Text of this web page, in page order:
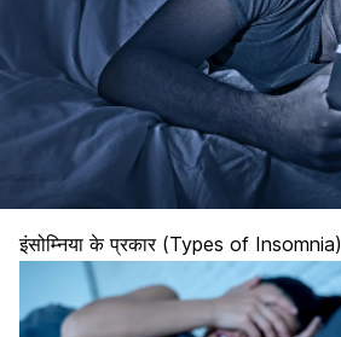
इंसोम्निया के प्रकार (Types of Insomnia)